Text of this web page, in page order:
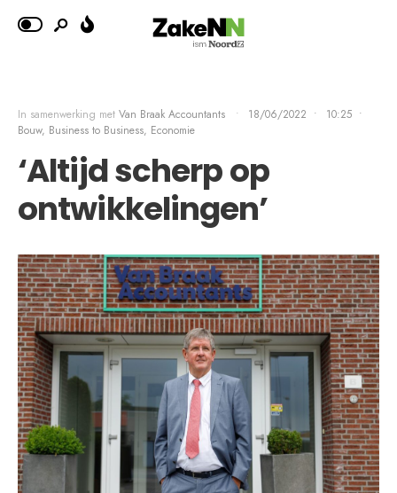
In samenwerking met Van Braak Accountants • 18/06/2022 • 10:25 •
Bouw, Business to Business, Economie
‘Altijd scherp op
ontwikkelingen’